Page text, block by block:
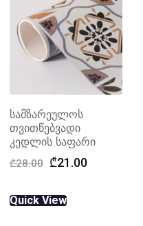
სამზარეულოს
თვითწებვადი
კედლის საფარი
₾28.00 Original
was:
₾28.00.
₾21.00Current
Quick View